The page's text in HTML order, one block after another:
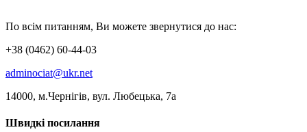
По всім питанням, Ви можете звернутися до нас:
+38 (0462) 60-44-03
adminociat@ukr.net
14000, м.Чернігів, вул. Любецька, 7а
Швидкі посилання